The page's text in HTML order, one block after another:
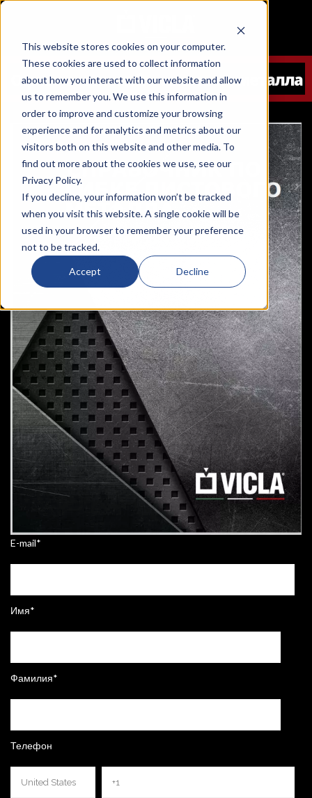
This website stores cookies on your computer.
These cookies are used to collect information
about how you interact with our website and allow
us to remember you. We use this information in
order to improve and customize your browsing
experience and for analytics and metrics about our
visitors both on this website and other media. To
find out more about the cookies we use, see our
Privacy Policy.
If you decline, your information won’t be tracked
when you visit this website. A single cookie will be
used in your browser to remember your preference
not to be tracked.
Accept Decline
Справочник по гибке листового металла
E-mail*
Имя*
Фамилия*
Телефон